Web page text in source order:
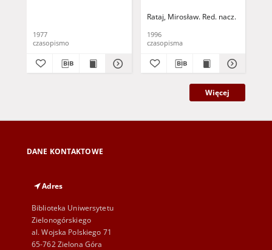
1977
czasopismo
Rataj, Mirosław. Red. nacz.
1996
czasopisma
Więcej
DANE KONTAKTOWE
Adres
Biblioteka Uniwersytetu
Zielonogórskiego
al. Wojska Polskiego 71
65-762 Zielona Góra